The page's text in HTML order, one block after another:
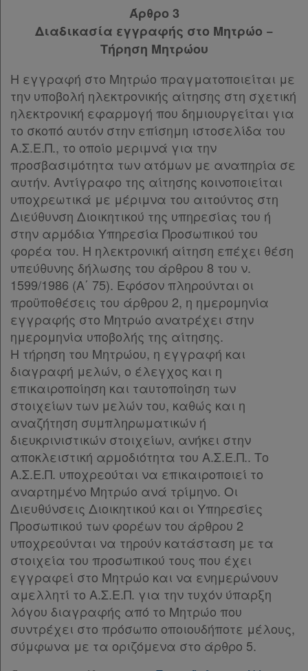
Άρθρο 25 [-]
Παρ.1
Παρ.3
Παρ.4
Παρ.5
Παρ.6
Άρθρο 26 [-]
Παρ.1
Παρ.2
Άρθρο 27 [-]
Παρ.1
Παρ.2
Παρ.3
Παρ.4
Παρ.5
Άρθρο 28 [-]
Παρ.1
Παρ.2
Παρ.3
Παρ.4
Παρ.5
ΜΕΡΟΣ Δ΄ [-]
Άρθρο 29 [-]
Παρ.1
Παρ.2
Παρ.3
Παρ.4
Παρ.5
Παρ.6
Άρθρο 30 [-]
Παρ.1
Παρ.2
Παρ.3
Παρ.4
Παρ.5
Παρ.6
Άρθρο 3
Διαδικασία εγγραφής στο Μητρώο −
Τήρηση Μητρώου
Η εγγραφή στο Μητρώο πραγματοποιείται με
την υποβολή ηλεκτρονικής αίτησης στη σχετική
ηλεκτρονική εφαρμογή που δημιουργείται για
το σκοπό αυτόν στην επίσημη ιστοσελίδα του
Α.Σ.Ε.Π., το οποίο μεριμνά για την
προσβασιμότητα των ατόμων με αναπηρία σε
αυτήν. Αντίγραφο της αίτησης κοινοποιείται
υποχρεωτικά με μέριμνα του αιτούντος στη
Διεύθυνση Διοικητικού της υπηρεσίας του ή
στην αρμόδια Υπηρεσία Προσωπικού του
φορέα του. Η ηλεκτρονική αίτηση επέχει θέση
υπεύθυνης δήλωσης του άρθρου 8 του ν.
1599/1986 (Α΄ 75). Εφόσον πληρούνται οι
προϋποθέσεις του άρθρου 2, η ημερομηνία
εγγραφής στο Μητρώο ανατρέχει στην
ημερομηνία υποβολής της αίτησης.
Η τήρηση του Μητρώου, η εγγραφή και
διαγραφή μελών, ο έλεγχος και η
επικαιροποίηση και ταυτοποίηση των
στοιχείων των μελών του, καθώς και η
αναζήτηση συμπληρωματικών ή
διευκρινιστικών στοιχείων, ανήκει στην
αποκλειστική αρμοδιότητα του Α.Σ.Ε.Π.. Το
Α.Σ.Ε.Π. υποχρεούται να επικαιροποιεί το
αναρτημένο Μητρώο ανά τρίμηνο. Οι
Διευθύνσεις Διοικητικού και οι Υπηρεσίες
Προσωπικού των φορέων του άρθρου 2
υποχρεούνται να τηρούν κατάσταση με τα
στοιχεία του προσωπικού τους που έχει
εγγραφεί στο Μητρώο και να ενημερώνουν
αμελλητί το Α.Σ.Ε.Π. για την τυχόν ύπαρξη
λόγου διαγραφής από το Μητρώο που
συντρέχει στο πρόσωπο οποιουδήποτε μέλους,
σύμφωνα με τα οριζόμενα στο άρθρο 5.